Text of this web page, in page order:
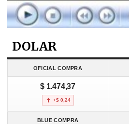
DOLAR
OFICIAL COMPRA
$ 1.474,37
+$ 0,24
BLUE COMPRA